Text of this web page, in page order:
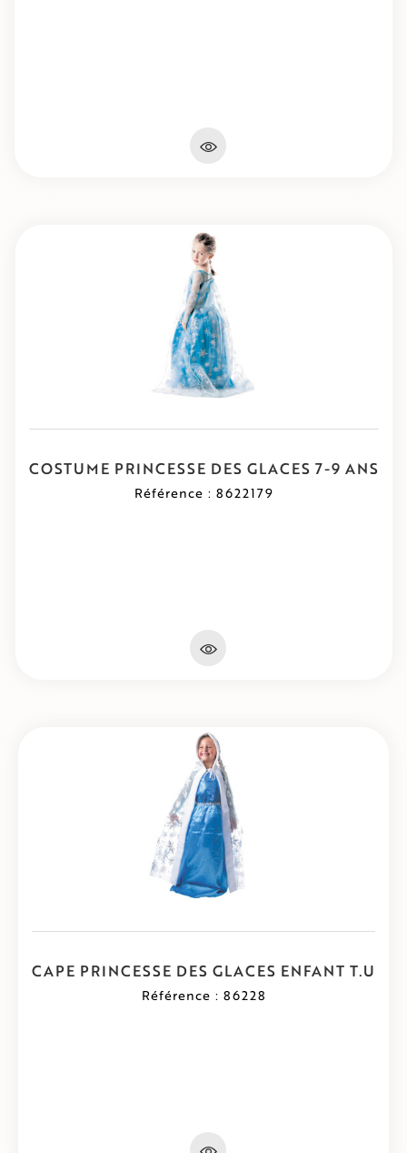
COSTUME PRINCESSE DES GLACES 7-9 ANS
Référence : 8622179
CAPE PRINCESSE DES GLACES ENFANT T.U
Référence : 86228